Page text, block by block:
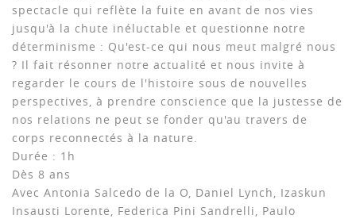
spectacle qui reflète la fuite en avant de nos vies
jusqu'à la chute inéluctable et questionne notre
déterminisme : Qu'est-ce qui nous meut malgré nous
? Il fait résonner notre actualité et nous invite à
regarder le cours de l'histoire sous de nouvelles
perspectives, à prendre conscience que la justesse de
nos relations ne peut se fonder qu'au travers de
corps reconnectés à la nature.
Durée : 1h
Dès 8 ans
Avec Antonia Salcedo de la O, Daniel Lynch, Izaskun
Insausti Lorente, Federica Pini Sandrelli, Paulo